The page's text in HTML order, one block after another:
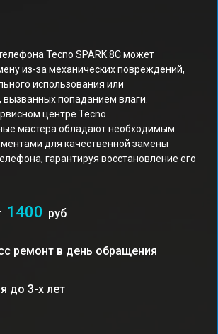
Tecno SPARK 8C может
из-за механических повреждений,
использования или
вызванных попаданием влаги.
центре Tecno
мастера обладают необходимым
для качественной замены
гарантируя восстановление его
1400 руб
ремонт в день обращения
до 3-х лет